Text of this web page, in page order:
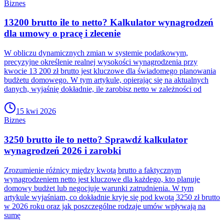
Biznes
13200 brutto ile to netto? Kalkulator wynagrodzeń
dla umowy o pracę i zlecenie
W obliczu dynamicznych zmian w systemie podatkowym,
precyzyjne określenie realnej wysokości wynagrodzenia przy
kwocie 13 200 zł brutto jest kluczowe dla świadomego planowania
budżetu domowego. W tym artykule, opierając się na aktualnych
danych, wyjaśnię dokładnie, ile zarobisz netto w zależności od
15 kwi 2026
Biznes
3250 brutto ile to netto? Sprawdź kalkulator
wynagrodzeń 2026 i zarobki
Zrozumienie różnicy między kwotą brutto a faktycznym
wynagrodzeniem netto jest kluczowe dla każdego, kto planuje
domowy budżet lub negocjuje warunki zatrudnienia. W tym
artykule wyjaśniam, co dokładnie kryje się pod kwotą 3250 zł brutto
w 2026 roku oraz jak poszczególne rodzaje umów wpływają na
sumę